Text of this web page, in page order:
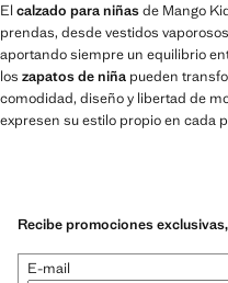
El calzado para niñasde Mango
prendas, desde vestidos
aportando siempre un equilibrio
los zapatos de niña pueden
comodidad, diseño y libertad de
expresen su estilo propio en cada
Recibe promociones
E-mail